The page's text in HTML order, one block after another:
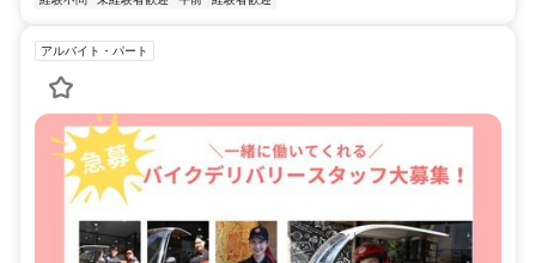
アルバイト・パート